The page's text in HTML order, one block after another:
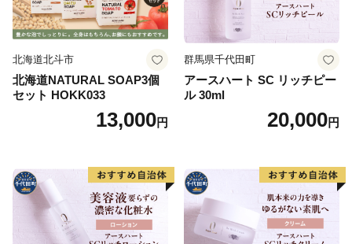
北海道北斗市
北海道NATURAL SOAP3個
セット HOKK033
13,000円
群馬県千代田町
アースハート SC リッチピー
ル 30ml
20,000円